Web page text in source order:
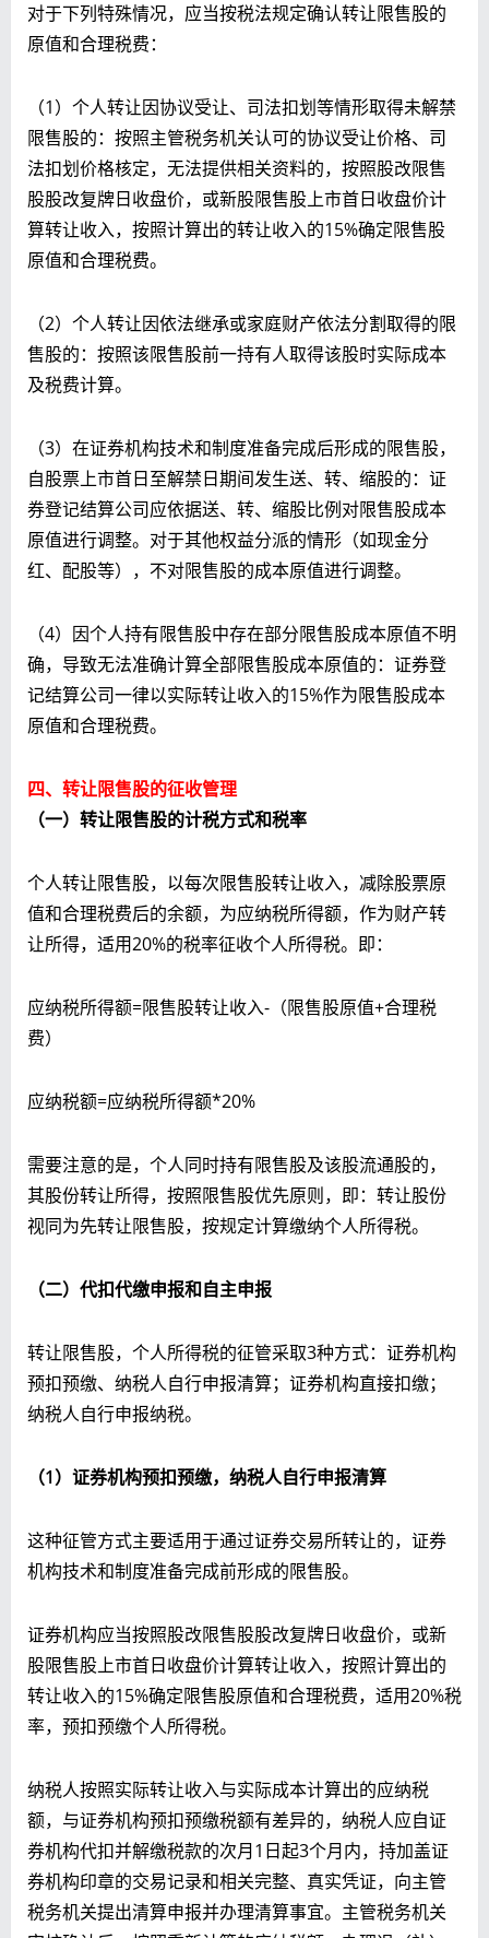
对于下列特殊情况，应当按税法规定确认转让限售股的
原值和合理税费：
（1）个人转让因协议受让、司法扣划等情形取得未解禁
限售股的：按照主管税务机关认可的协议受让价格、司
法扣划价格核定，无法提供相关资料的，按照股改限售
股股改复牌日收盘价，或新股限售股上市首日收盘价计
算转让收入，按照计算出的转让收入的15%确定限售股
原值和合理税费。
（2）个人转让因依法继承或家庭财产依法分割取得的限
售股的：按照该限售股前一持有人取得该股时实际成本
及税费计算。
（3）在证券机构技术和制度准备完成后形成的限售股，
自股票上市首日至解禁日期间发生送、转、缩股的：证
券登记结算公司应依据送、转、缩股比例对限售股成本
原值进行调整。对于其他权益分派的情形（如现金分
红、配股等），不对限售股的成本原值进行调整。
（4）因个人持有限售股中存在部分限售股成本原值不明
确，导致无法准确计算全部限售股成本原值的：证券登
记结算公司一律以实际转让收入的15%作为限售股成本
原值和合理税费。
四、转让限售股的征收管理
（一） 转让限售股的计税方式和税率
个人转让限售股，以每次限售股转让收入，减除股票原
值和合理税费后的余额，为应纳税所得额，作为财产转
让所得，适用20%的税率征收个人所得税。即：
应纳税所得额=限售股转让收入-（限售股原值+合理税
费）
应纳税额=应纳税所得额*20%
需要注意的是，个人同时持有限售股及该股流通股的，
其股份转让所得，按照限售股优先原则，即：转让股份
视同为先转让限售股，按规定计算缴纳个人所得税。
（二）代扣代缴申报和自主申报
转让限售股，个人所得税的征管采取3种方式：证券机构
预扣预缴、纳税人自行申报清算；证券机构直接扣缴；
纳税人自行申报纳税。
（1） 证券机构预扣预缴，纳税人自行申报清算
这种征管方式主要适用于通过证券交易所转让的，证券
机构技术和制度准备完成前形成的限售股。
证券机构应当按照股改限售股股改复牌日收盘价，或新
股限售股上市首日收盘价计算转让收入，按照计算出的
转让收入的15%确定限售股原值和合理税费，适用20%税
率，预扣预缴个人所得税。
纳税人按照实际转让收入与实际成本计算出的应纳税
额，与证券机构预扣预缴税额有差异的，纳税人应自证
券机构代扣并解缴税款的次月1日起3个月内，持加盖证
券机构印章的交易记录和相关完整、真实凭证，向主管
税务机关提出清算申报并办理清算事宜。主管税务机关